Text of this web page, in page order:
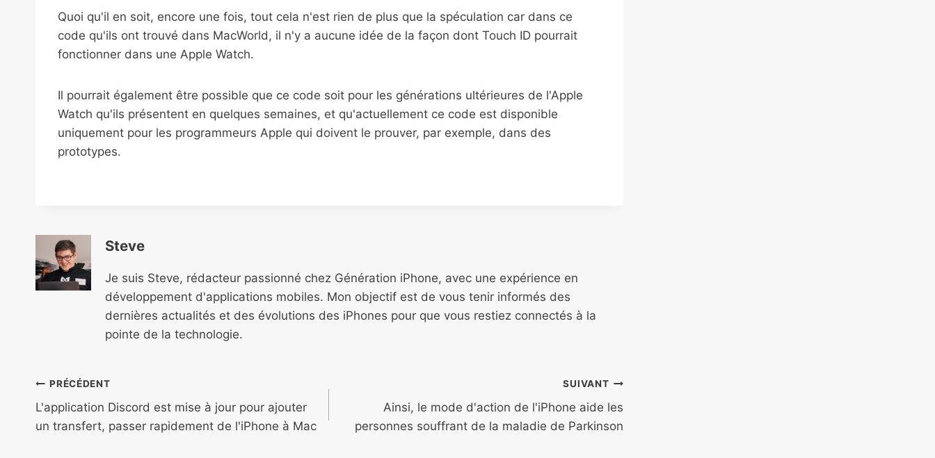
Quoi qu'il en soit, encore une fois, tout cela n'est rien de plus que la spéculation car dans ce
code qu'ils ont trouvé dans MacWorld, il n'y a aucune idée de la façon dont Touch ID pourrait
fonctionner dans une Apple Watch.
Il pourrait également être possible que ce code soit pour les générations ultérieures de l'Apple
Watch qu'ils présentent en quelques semaines, et qu'actuellement ce code est disponible
uniquement pour les programmeurs Apple qui doivent le prouver, par exemple, dans des
prototypes.
Steve
Je suis Steve, rédacteur passionné chez Génération iPhone, avec une expérience en
développement d'applications mobiles. Mon objectif est de vous tenir informés des
dernières actualités et des évolutions des iPhones pour que vous restiez connectés à la
pointe de la technologie.
Navigation
de
l’article
PRÉCÉDENT
L'application Discord est mise à jour pour ajouter
un transfert, passer rapidement de l'iPhone à Mac
SUIVANT
Ainsi, le mode d'action de l'iPhone aide les
personnes souffrant de la maladie de Parkinson